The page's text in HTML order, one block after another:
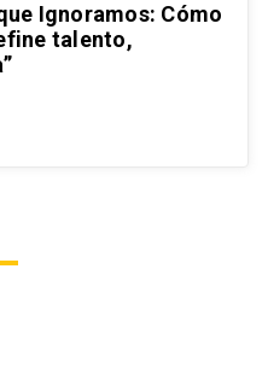
Ignoramos: Cómo
talento,